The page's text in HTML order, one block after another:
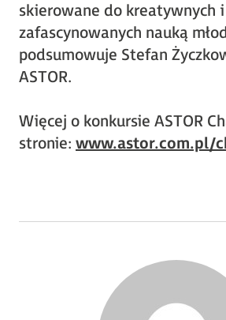
skierowane do kreatywnych i
zafascynowanych nauką
podsumowuje Stefan
ASTOR.
Więcej o konkursie ASTOR
stronie: www.astor.com.pl/